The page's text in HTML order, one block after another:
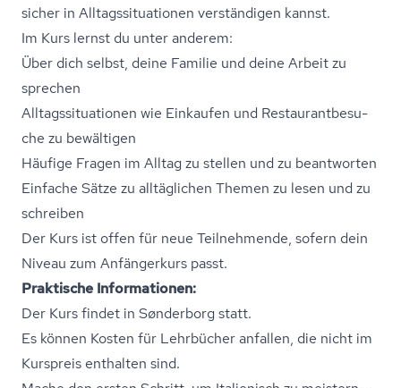
sicher in Al­l­tags­si­tu­a­tio­nen verständigen kannst.
Im Kurs lernst du unter anderem:
Über dich selbst, deine Familie und deine Arbeit zu
sprechen
Al­l­tags­si­tu­a­tio­nen wie Einkaufen und Re­stau­rant­be­su­
che zu bewältigen
Häufige Fragen im Alltag zu stellen und zu beantworten
Einfache Sätze zu alltäglichen Themen zu lesen und zu
schreiben
Der Kurs ist offen für neue Teilnehmende, sofern dein
Niveau zum Anfängerkurs passt.
Praktische Informationen:
Der Kurs findet in Sønderborg statt.
Es können Kosten für Lehrbücher anfallen, die nicht im
Kurspreis enthalten sind.